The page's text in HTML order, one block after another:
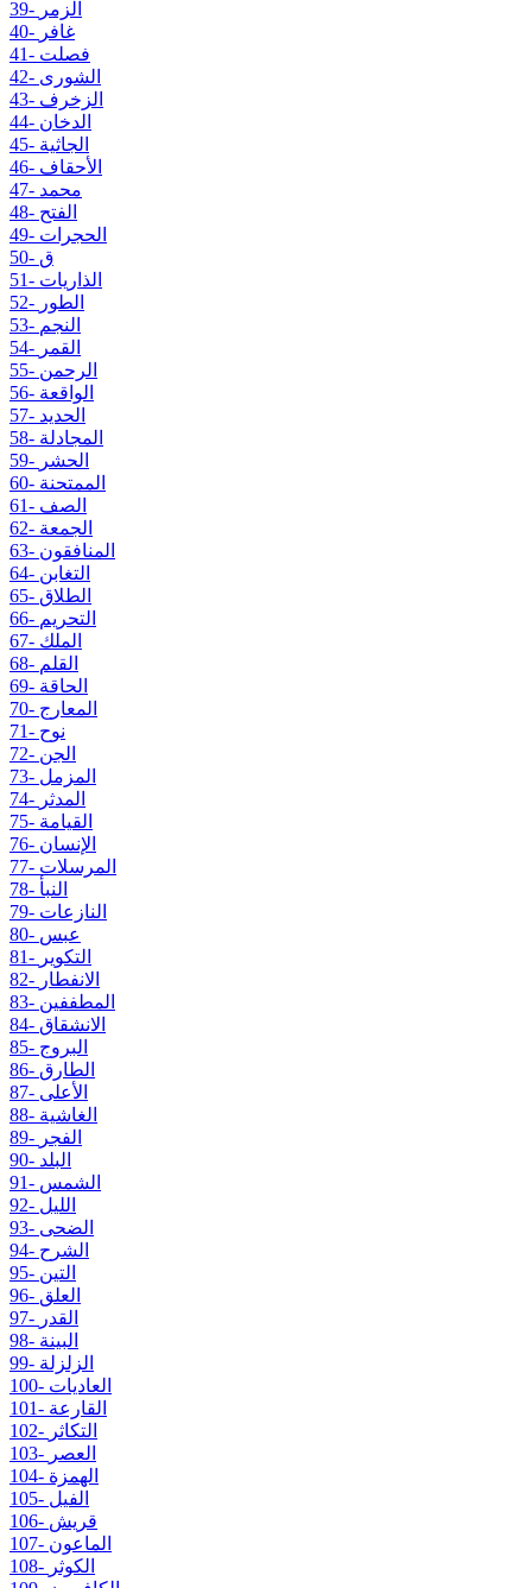
39- الزمر
40- غافر
41- فصلت
42- الشورى
43- الزخرف
44- الدخان
45- الجاثية
46- الأحقاف
47- محمد
48- الفتح
49- الحجرات
50- ق
51- الذاريات
52- الطور
53- النجم
54- القمر
55- الرحمن
56- الواقعة
57- الحديد
58- المجادلة
59- الحشر
60- الممتحنة
61- الصف
62- الجمعة
63- المنافقون
64- التغابن
65- الطلاق
66- التحريم
67- الملك
68- القلم
69- الحاقة
70- المعارج
71- نوح
72- الجن
73- المزمل
74- المدثر
75- القيامة
76- الإنسان
77- المرسلات
78- النبأ
79- النازعات
80- عبس
81- التكوير
82- الانفطار
83- المطففين
84- الانشقاق
85- البروج
86- الطارق
87- الأعلى
88- الغاشية
89- الفجر
90- البلد
91- الشمس
92- الليل
93- الضحى
94- الشرح
95- التين
96- العلق
97- القدر
98- البينة
99- الزلزلة
100- العاديات
101- القارعة
102- التكاثر
103- العصر
104- الهمزة
105- الفيل
106- قريش
107- الماعون
108- الكوثر